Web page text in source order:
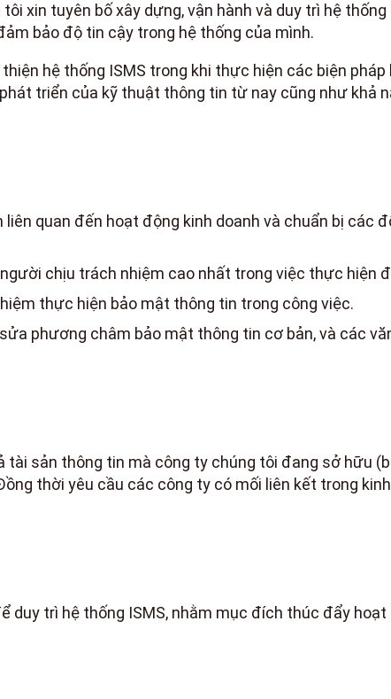
tôi xin tuyên bố xây dựng, vận hành và duy trì hệ
bảo độ tin cậy trong hệ thống của mình.
hệ thống ISMS trong khi thực hiện các biện
triển của kỹ thuật thông tin từ nay cũng như khả
liên quan đến hoạt động kinh doanh và chuẩn bị các
chịu trách nhiệm cao nhất trong việc thực hiện
thực hiện bảo mật thông tin trong công việc.
phương châm bảo mật thông tin cơ bản, và các
tài sản thông tin mà công ty chúng tôi đang sở hữu
thời yêu cầu các công ty có mối liên kết trong
duy trì hệ thống ISMS, nhằm mục đích thúc đẩy